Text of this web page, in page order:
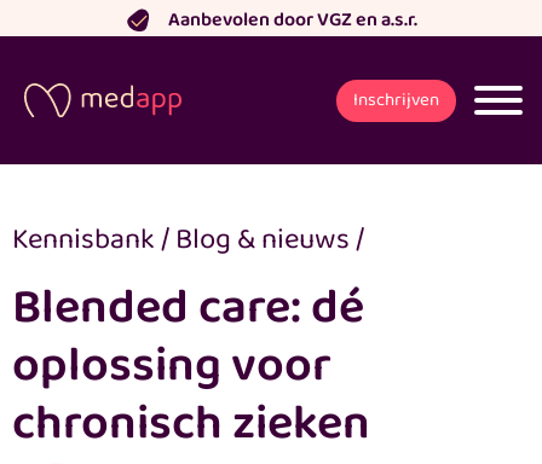
naar
inhoud
Aanbevolen door VGZ en a.s.r.
Inschrijven
Kennisbank/Blog & nieuws/
Blended care: dé
oplossing voor
chronisch zieken